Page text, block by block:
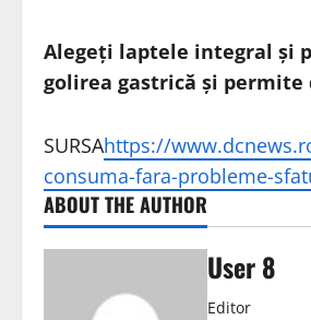
Alegeți laptele integral și
golirea gastrică și permite
SURSAhttps://
consuma-fara-probleme-
ABOUT THE AUTHOR
User 8
Editor